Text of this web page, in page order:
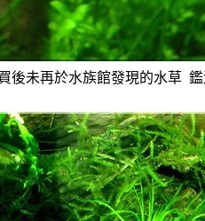
後未再於水族館發現的水草